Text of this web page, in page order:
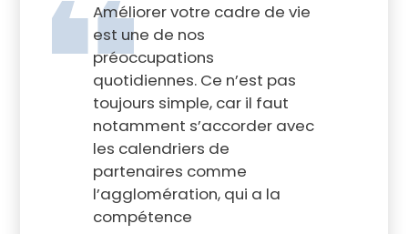
Améliorer votre cadre de vie
est une de nos
préoccupations
quotidiennes. Ce n’est pas
toujours simple, car il faut
notamment s’accorder avec
les calendriers de
partenaires comme
l’agglomération, qui a la
compétence